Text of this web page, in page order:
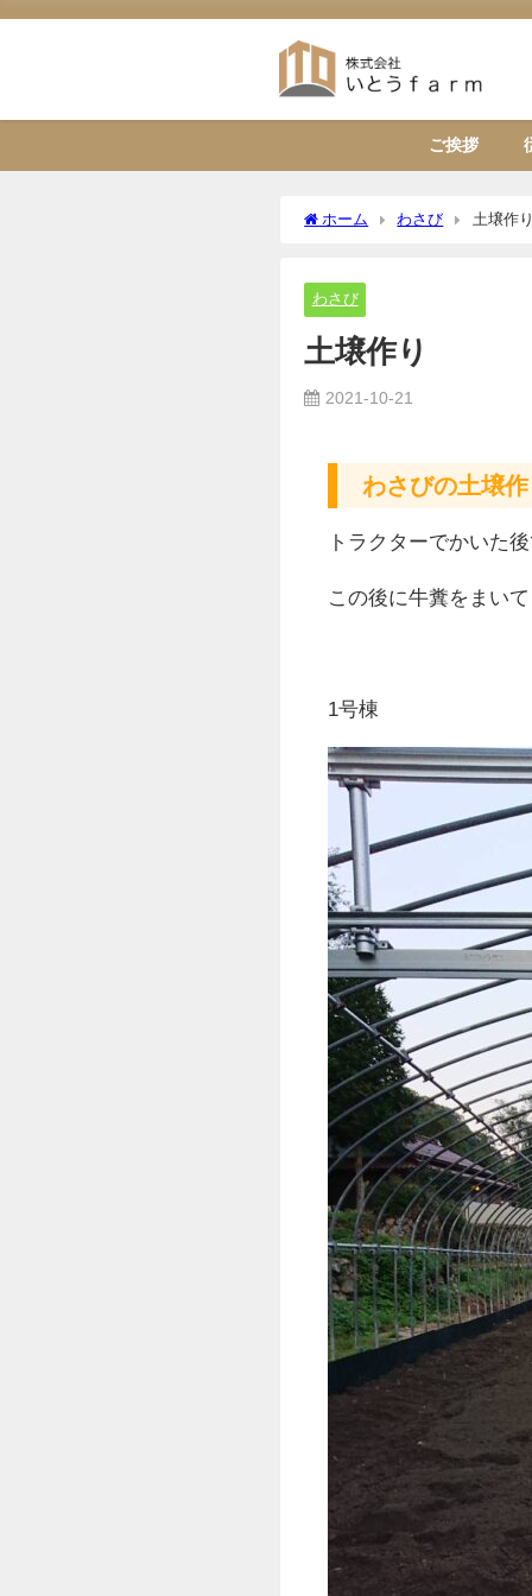
ご挨拶
ホーム わさび 土壌作
わさび
土壌作り
2021-10-21
わさびの土壌
トラクターでかいた
この後に牛糞をまい
1号棟